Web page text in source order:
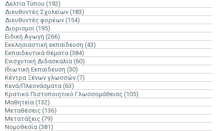
Δελτία Τύπου (192)
Διευθυντές Σχολείων (183)
Διευθυντές φορέων (154)
Διορισμοί (195)
Ειδική Αγωγή (266)
Εκκλησιαστική εκπαίδευση (43)
Εκπαιδευτικά Θέματα (384)
Ενισχυτική Διδασκαλία (60)
Ιδιωτική Εκπαίδευση (30)
Κέντρα Ξένων γλωσσών (7)
Κενά/Πλεονάσματα (63)
Κρατικό Πιστοποιητικό Γλωσσομάθειας (105)
Μαθητεία (132)
Μεταθέσεις (136)
Μετατάξεις (79)
Νομοθεσία (381)